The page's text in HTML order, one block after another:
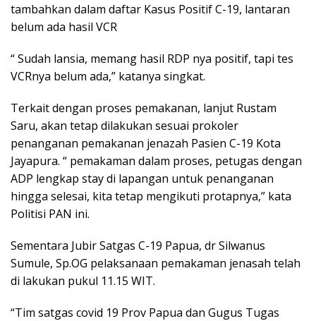
tambahkan dalam daftar Kasus Positif C-19, lantaran
belum ada hasil VCR
“ Sudah lansia, memang hasil RDP nya positif, tapi tes
VCRnya belum ada,” katanya singkat.
Terkait dengan proses pemakanan, lanjut Rustam
Saru, akan tetap dilakukan sesuai prokoler
penanganan pemakanan jenazah Pasien C-19 Kota
Jayapura. “ pemakaman dalam proses, petugas dengan
ADP lengkap stay di lapangan untuk penanganan
hingga selesai, kita tetap mengikuti protapnya,” kata
Politisi PAN ini.
Sementara Jubir Satgas C-19 Papua, dr Silwanus
Sumule, Sp.OG pelaksanaan pemakaman jenasah telah
di lakukan pukul 11.15 WIT.
“Tim satgas covid 19 Prov Papua dan Gugus Tugas